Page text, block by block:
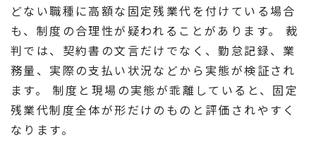
どない職種に高額な固定残業代を付けている場合
も、制度の合理性が疑われることがあります。 裁
判では、契約書の文言だけでなく、勤怠記録、業
務量、実際の支払い状況などから実態が検証され
ます。 制度と現場の実態が乖離していると、固定
残業代制度全体が形だけのものと評価されやすく
なります。